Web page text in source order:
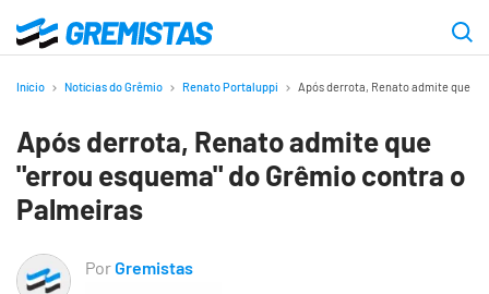
para
principal
Gremistas
Início Notícias do Grêmio Renato Portaluppi Após derrota, Renato admite que
Após derrota, Renato admite que
"errou esquema" do Grêmio contra o
Palmeiras
PorGremistas